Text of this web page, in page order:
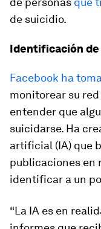
de suicidio.
Identificación de
Facebook ha
monitorear su
entender que
suicidarse. Ha
artificial (IA) que
publicaciones en
identificar a un
“La IA es en